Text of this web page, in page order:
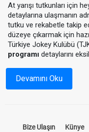
At yarışı tutkunları için
detaylarına ulaşmanın
tutku ve rekabetle takip
düzeye çıkarmak için
Türkiye Jokey Kulübü
programı detaylarını
durumlarını önceden
almak için stratejinizi
Devamını Oku
Bize Ulaşın Künye